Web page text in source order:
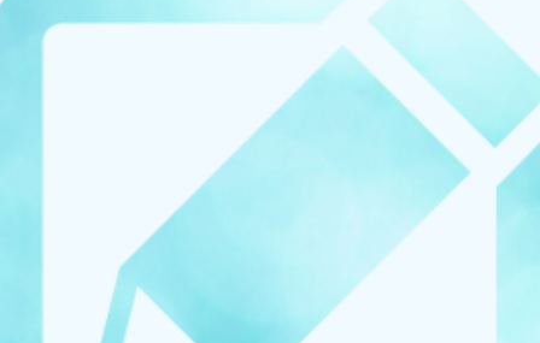
マインドフルネス
ダイエット
私たちについて